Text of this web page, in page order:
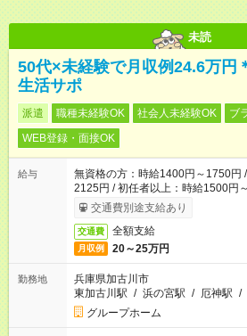
未読
50代×未経験で月収例24.6万円
生活サポ
派遣 職種未経験OK 社会人未経験OK
ブ
WEB登録・面接OK
給与
無資格の方：時給1400円～1750円
2125円 / 初任者以上：時給1500円
交通費別途支給あり
交通費 全額支給
月収例 20～25万円
勤務地
兵庫県加古川市
東加古川駅 / 浜の宮駅 / 厄神駅 /
グループホーム